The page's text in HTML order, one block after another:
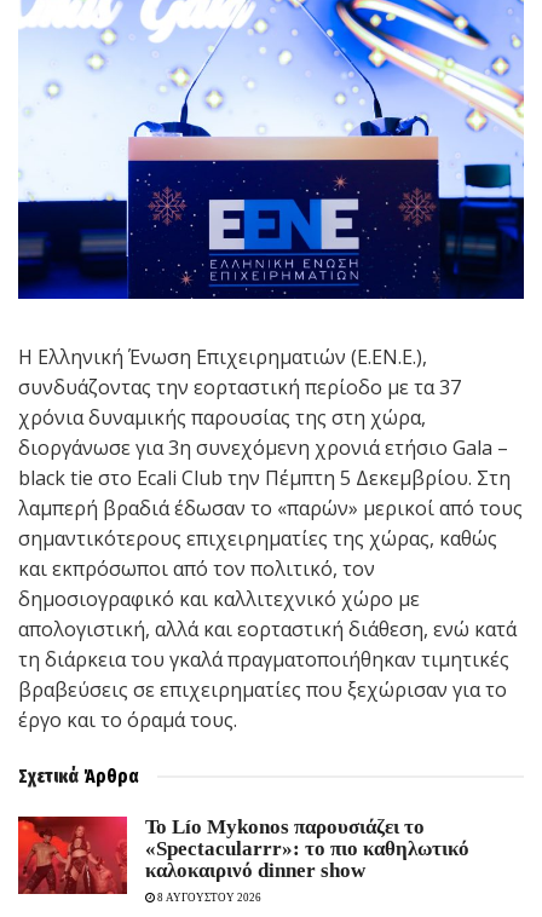
Η Ελληνική Ένωση Επιχειρηματιών (Ε.ΕΝ.Ε.),
συνδυάζοντας την εορταστική περίοδο με τα 37
χρόνια δυναμικής παρουσίας της στη χώρα,
διοργάνωσε για 3η συνεχόμενη χρονιά ετήσιο Gala –
black tie στο Ecali Club την Πέμπτη 5 Δεκεμβρίου. Στη
λαμπερή βραδιά έδωσαν το «παρών» μερικοί από τους
σημαντικότερους επιχειρηματίες της χώρας, καθώς
και εκπρόσωποι από τον πολιτικό, τον
δημοσιογραφικό και καλλιτεχνικό χώρο με
απολογιστική, αλλά και εορταστική διάθεση, ενώ κατά
τη διάρκεια του γκαλά πραγματοποιήθηκαν τιμητικές
βραβεύσεις σε επιχειρηματίες που ξεχώρισαν για το
έργο και το όραμά τους.
Σχετικά Άρθρα
Το Lío Mykonos παρουσιάζει το
«Spectacularrr»: το πιο καθηλωτικό
καλοκαιρινό dinner show
8 ΑΥΓΟΥΣΤΟΥ 2026